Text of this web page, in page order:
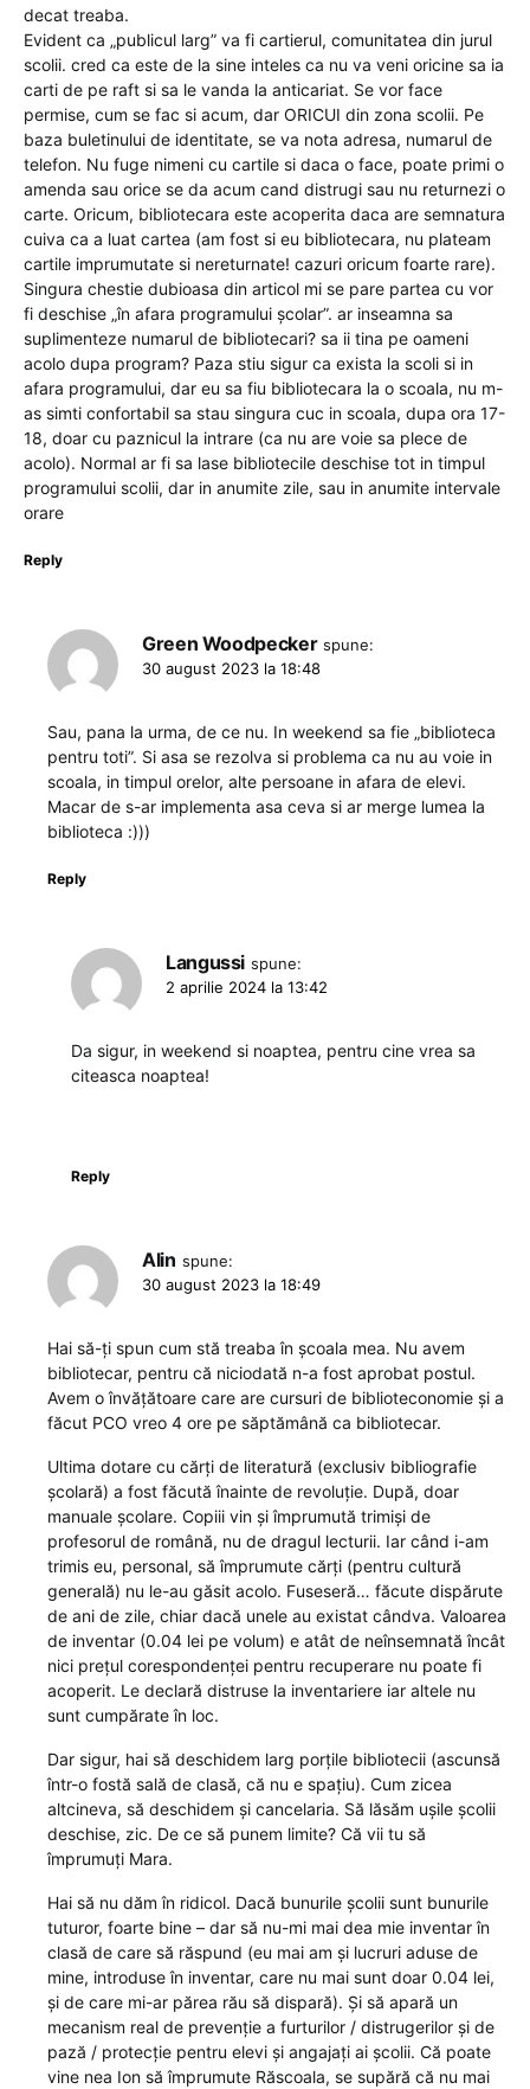
decat treaba.
Evident ca „publicul larg” va fi cartierul, comunitatea din jurul
scolii. cred ca este de la sine inteles ca nu va veni oricine sa ia
carti de pe raft si sa le vanda la anticariat. Se vor face
permise, cum se fac si acum, dar ORICUI din zona scolii. Pe
baza buletinului de identitate, se va nota adresa, numarul de
telefon. Nu fuge nimeni cu cartile si daca o face, poate primi o
amenda sau orice se da acum cand distrugi sau nu returnezi o
carte. Oricum, bibliotecara este acoperita daca are semnatura
cuiva ca a luat cartea (am fost si eu bibliotecara, nu plateam
cartile imprumutate si nereturnate! cazuri oricum foarte rare).
Singura chestie dubioasa din articol mi se pare partea cu vor
fi deschise „în afara programului școlar”. ar inseamna sa
suplimenteze numarul de bibliotecari? sa ii tina pe oameni
acolo dupa program? Paza stiu sigur ca exista la scoli si in
afara programului, dar eu sa fiu bibliotecara la o scoala, nu m-
as simti confortabil sa stau singura cuc in scoala, dupa ora 17-
18, doar cu paznicul la intrare (ca nu are voie sa plece de
acolo). Normal ar fi sa lase bibliotecile deschise tot in timpul
programului scolii, dar in anumite zile, sau in anumite intervale
orare
Reply
Green Woodpecker spune:
30 august 2023 la 18:48
Sau, pana la urma, de ce nu. In weekend sa fie „biblioteca
pentru toti”. Si asa se rezolva si problema ca nu au voie in
scoala, in timpul orelor, alte persoane in afara de elevi.
Macar de s-ar implementa asa ceva si ar merge lumea la
biblioteca :)))
Reply
Langussi spune:
2 aprilie 2024 la 13:42
Da sigur, in weekend si noaptea, pentru cine vrea sa
citeasca noaptea!
Reply
Alin spune:
30 august 2023 la 18:49
Hai să-ți spun cum stă treaba în școala mea. Nu avem
bibliotecar, pentru că niciodată n-a fost aprobat postul.
Avem o învățătoare care are cursuri de biblioteconomie și a
făcut PCO vreo 4 ore pe săptămână ca bibliotecar.
Ultima dotare cu cărți de literatură (exclusiv bibliografie
școlară) a fost făcută înainte de revoluție. După, doar
manuale școlare. Copiii vin și împrumută trimiși de
profesorul de română, nu de dragul lecturii. Iar când i-am
trimis eu, personal, să împrumute cărți (pentru cultură
generală) nu le-au găsit acolo. Fuseseră… făcute dispărute
de ani de zile, chiar dacă unele au existat cândva. Valoarea
de inventar (0.04 lei pe volum) e atât de neînsemnată încât
nici prețul corespondenței pentru recuperare nu poate fi
acoperit. Le declară distruse la inventariere iar altele nu
sunt cumpărate în loc.
Dar sigur, hai să deschidem larg porțile bibliotecii (ascunsă
într-o fostă sală de clasă, că nu e spațiu). Cum zicea
altcineva, să deschidem și cancelaria. Să lăsăm ușile școlii
deschise, zic. De ce să punem limite? Că vii tu să
împrumuți Mara.
Hai să nu dăm în ridicol. Dacă bunurile școlii sunt bunurile
tuturor, foarte bine – dar să nu-mi mai dea mie inventar în
clasă de care să răspund (eu mai am și lucruri aduse de
mine, introduse în inventar, care nu mai sunt doar 0.04 lei,
și de care mi-ar părea rău să dispară). Și să apară un
mecanism real de prevenție a furturilor / distrugerilor și de
pază / protecție pentru elevi și angajați ai școlii. Că poate
vine nea Ion să împrumute Răscoala, se supără că nu mai